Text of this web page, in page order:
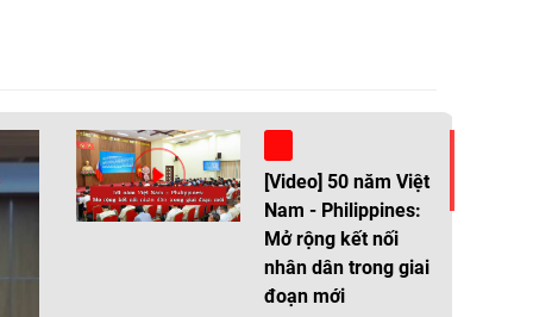
[Video] 50 năm Việt
Nam - Philippines:
Mở rộng kết nối
nhân dân trong giai
đoạn mới